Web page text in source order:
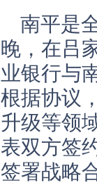
南平是
晚，在吕
业银行与
根据协议
升级等领
表双方签
签署战略